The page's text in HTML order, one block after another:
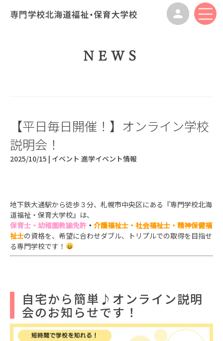
NEWS
【平日毎日開催！】オンライン学校
説明会！
2025/10/15 | イベント 進学イベント情報
地下鉄大通駅から徒歩３分、札幌市中央区にある『専門学校北海
道福祉・保育大学校』は、
保育士・幼稚園教諭免許 ・ 介護福祉士・社会福祉士・精神保健福
祉士の資格を、 希望に合わせダブル、トリプルでの取得を目指せ
る専門学校です！
自宅から簡単♪オンライン説明
会のお知らせです！